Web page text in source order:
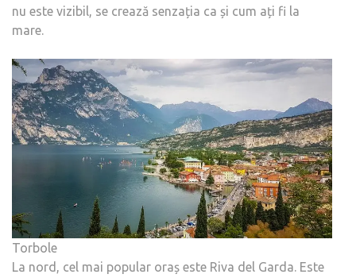
nu este vizibil, se crează senzația ca și cum ați fi la
mare.
Torbole
La nord, cel mai popular oraș este Riva del Garda. Este